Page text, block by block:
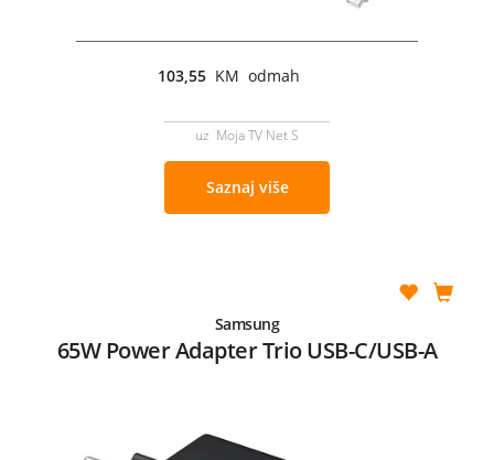
103,55 KM odmah
uz Moja TV Net S
Saznaj više
Samsung
65W Power Adapter Trio USB-C/USB-A